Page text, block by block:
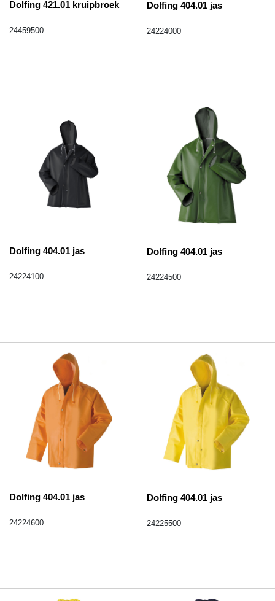
Dolfing 421.01 kruipbroek
24459500
Dolfing 404.01 jas
24224000
Dolfing 404.01 jas
24224100
Dolfing 404.01 jas
24224500
Dolfing 404.01 jas
24224600
Dolfing 404.01 jas
24225500